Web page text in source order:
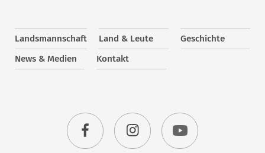
Landsmannschaft Land & Leute
Geschichte
News & Medien
Kontakt